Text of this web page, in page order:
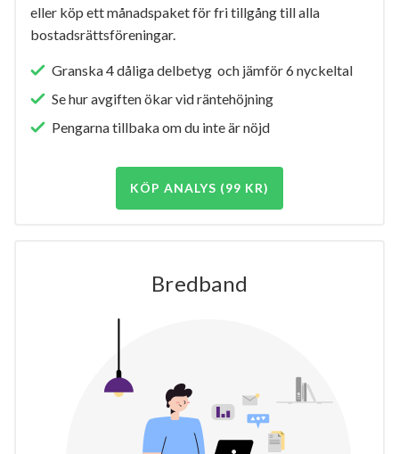
eller köp ett månadspaket för fri tillgång till alla
bostadsrättsföreningar.
Granska 4 dåliga delbetyg och jämför 6 nyckeltal
Se hur avgiften ökar vid räntehöjning
Pengarna tillbaka om du inte är nöjd
KÖP ANALYS (99 KR)
Bredband